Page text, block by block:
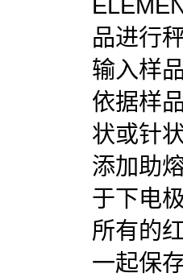
品进行
输入样
依据样
状或针
添加助
于下电
所有的
一起保